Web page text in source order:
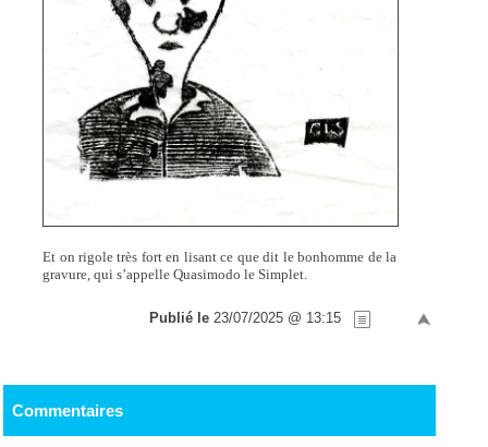
Et on rigole très fort en lisant ce que dit le bonhomme de la
gravure, qui s’appelle Quasimodo le Simplet.
Publié le 23/07/2025 @ 13:15
Commentaires